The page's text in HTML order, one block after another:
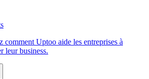
comment Uptoo aide les entreprises à
leur business.